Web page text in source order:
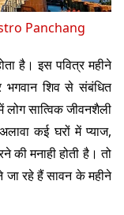
Panchang
है। इस पवित्र महीने
शिव से संबंधित
सात्विक जीवनशैली
कई घरों में प्याज,
मनाही होती है। तो
रहे हैं सावन के महीने